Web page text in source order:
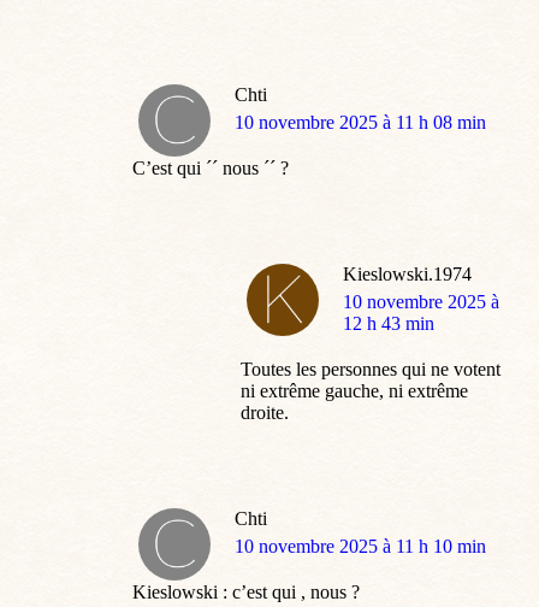
Chti
dit
10 novembre 2025 à 11 h 08 min
C’est qui ´´ nous ´´ ?
Kieslowski.1974
dit
:
10 novembre 2025 à
12 h 43 min
Toutes les personnes qui ne votent
ni extrême gauche, ni extrême
droite.
Chti
dit
10 novembre 2025 à 11 h 10 min
Kieslowski : c’est qui , nous ?